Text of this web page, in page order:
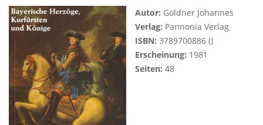
Autor: Goldner Johannes
Verlag: Pannonia Verlag
ISBN: 3789700886 ()
Erscheinung: 1981
Seiten: 48